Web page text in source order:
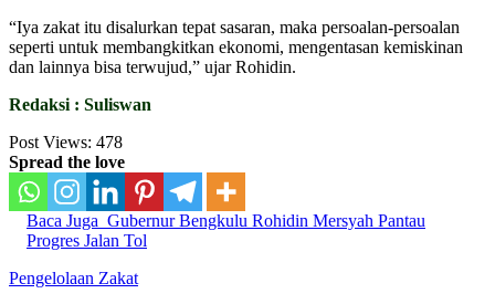
“Iya zakat itu disalurkan tepat sasaran, maka persoalan-persoalan
seperti untuk membangkitkan ekonomi, mengentasan kemiskinan
dan lainnya bisa terwujud,” ujar Rohidin.
Redaksi : Suliswan
Post Views: 478
Spread the love
Baca Juga Gubernur Bengkulu Rohidin Mersyah Pantau
Progres Jalan Tol
Pengelolaan Zakat